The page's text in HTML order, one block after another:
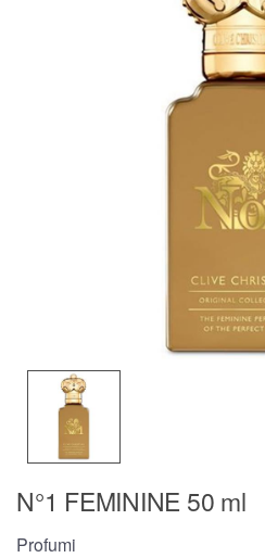
N°1 FEMININE 50 ml
Profumi